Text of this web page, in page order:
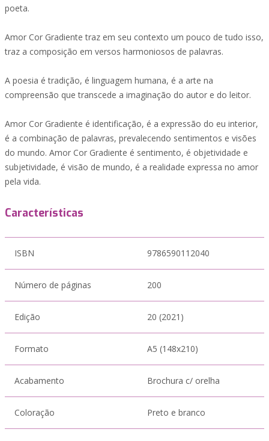
poeta.
Amor Cor Gradiente traz em seu contexto um pouco de tudo isso,
traz a composição em versos harmoniosos de palavras.
A poesia é tradição, é linguagem humana, é a arte na
compreensão que transcede a imaginação do autor e do leitor.
Amor Cor Gradiente é identificação, é a expressão do eu interior,
é a combinação de palavras, prevalecendo sentimentos e visões
do mundo. Amor Cor Gradiente é sentimento, é objetividade e
subjetividade, é visão de mundo, é a realidade expressa no amor
pela vida.
Características
ISBN 9786590112040
Número de páginas 200
Edição 20 (2021)
Formato A5 (148x210)
Acabamento Brochura c/ orelha
Coloração Preto e branco